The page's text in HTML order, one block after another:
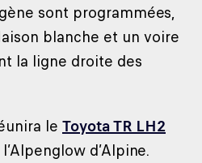
sont programmées,
blanche et un voire
la ligne droite des
le Toyota TR LH2
d’Alpine.